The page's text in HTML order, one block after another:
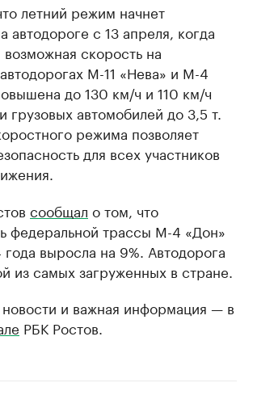
летний режим начнет
автодороге с 13 апреля, когда
скорость на
М-11 «Нева» и М-4
до 130 км/ч и 110 км/ч
грузовых автомобилей до 3,5 т.
режима позволяет
для всех участников
сообщал о том, что
федеральной трассы М-4 «Дон»
выросла на 9%. Автодорога
из самых загруженных в стране.
и важная информация — в
РБК Ростов.